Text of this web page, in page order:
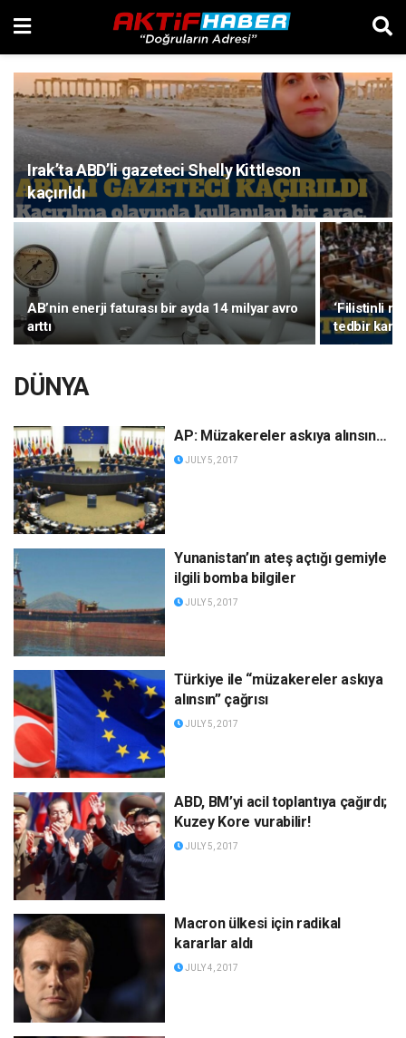
Irak’ta ABD’li gazeteci Shelly Kittleson
kaçırıldı
AB’nin enerji faturası bir ayda 14 milyar avro
arttı
‘Filistinli
tedbir
DÜNYA
AP: Müzakereler askıya alınsın…
JULY 5, 2017
Yunanistan’ın ateş açtığı gemiyle
ilgili bomba bilgiler
JULY 5, 2017
Türkiye ile “müzakereler askıya
alınsın” çağrısı
JULY 5, 2017
ABD, BM’yi acil toplantıya çağırdı;
Kuzey Kore vurabilir!
JULY 5, 2017
Macron ülkesi için radikal
kararlar aldı
JULY 4, 2017